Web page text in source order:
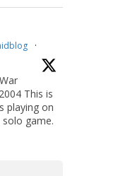
·
This is
playing on
game.